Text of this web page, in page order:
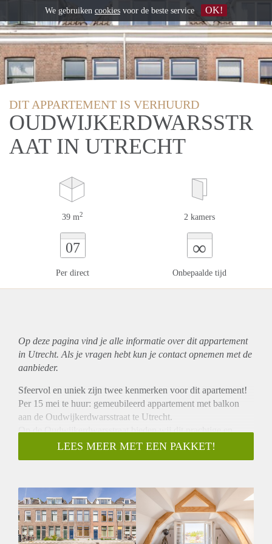
DIT APPARTEMENT IS VERHUURD
OUDWIJKERDWARSSTR
AAT IN UTRECHT
39 m2 2 kamers
07
Per direct
∞
Onbepaalde tijd
Op deze pagina vind je alle informatie over ditappartement
in Utrecht. Als je vragen hebt kun je contact opnemen met de
aanbieder.
Sfeervol en uniek zijn twee kenmerken voor dit apartement!
Per 15 mei te huur: gemeubileerd appartement met balkon
aan de Oudwijkerdwarsstraat te Utrecht.
Op de Oudwijkerdwarsstraat bieden wij dit prachtige en
gemeubileerde appartement te huur aan. De
Oudwijkerdwarsstraat is gelegen in de populaire woonwijk
vele winkels, restaurants, traiteurs en meer te vinden. Ideaal
voor de dagelijkse voorzieningen. Het Wilhelminapark is
tevens op loopafstand gelegen, ideaal voor ontspanning. Het
stadscentrum van Utrecht met het Centraal Station is op korte
LEES MEER MET EEN PAKKET!
We gebruiken cookies voor de beste service OK!